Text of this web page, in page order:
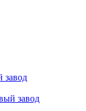
завод
завод